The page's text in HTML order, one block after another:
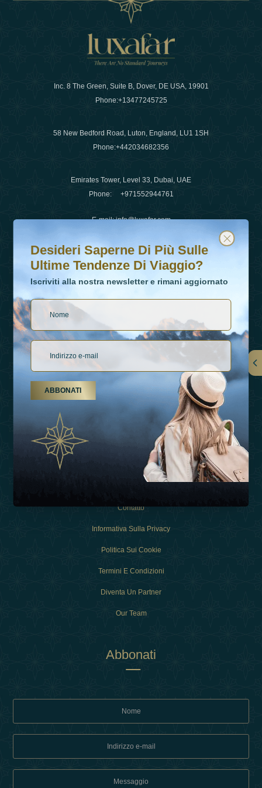
Inc. 8 The Green, Suite B, Dover, DE USA, 19901
Phone:+13477245725
58 New Bedford Road, Luton, England, LU1 1SH
Phone:+442034682356
Emirates Tower, Level 33, Dubai, UAE
Phone: +971552944761
E-mail:info@luxafar.com
WhatsApp No
+442034682356
Collegamenti
Esperienza
Contatto
Informativa Sulla Privacy
Politica Sui Cookie
Termini E Condizioni
Diventa Un Partner
Our Team
Abbonati
Desideri saperne di più sulle ultime tendenze di viaggio?
Iscriviti alla nostra newsletter e rimani aggiornato
Desideri Saperne Di Più Sulle
Ultime Tendenze Di Viaggio?
Iscriviti alla nostra newsletter e rimani aggiornato
ABBONATI